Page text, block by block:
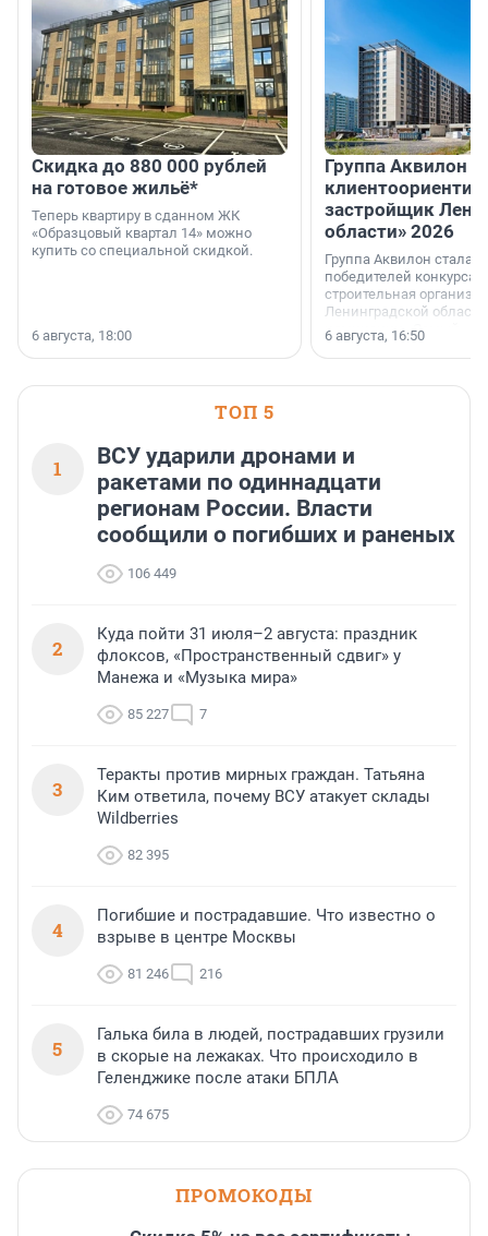
Скидка до 880 000 рублей
на готовое жильё*
Теперь квартиру в сданном ЖК
«Образцовый квартал 14» можно
купить со специальной скидкой.
6 августа, 18:00
Группа Аквилон
застройщик
области» 2026
Группа Аквилон стала
победителей конкурса
строительная
Ленинградской области
номинации «Самый
застройщик
области».
6 августа, 16:50
ТОП 5
1
ВСУ ударили дронами и
ракетами по одиннадцати
регионам России. Власти
сообщили о погибших и раненых
106 449
2
Куда пойти 31 июля–2 августа: праздник
флоксов, «Пространственный сдвиг» у
Манежа и «Музыка мира»
85 227 7
3
Теракты против мирных граждан. Татьяна
Ким ответила, почему ВСУ атакует склады
Wildberries
82 395
4
Погибшие и пострадавшие. Что известно о
взрыве в центре Москвы
81 246 216
5
Галька била в людей, пострадавших грузили
в скорые на лежаках. Что происходило в
Геленджике после атаки БПЛА
74 675
ПРОМОКОДЫ